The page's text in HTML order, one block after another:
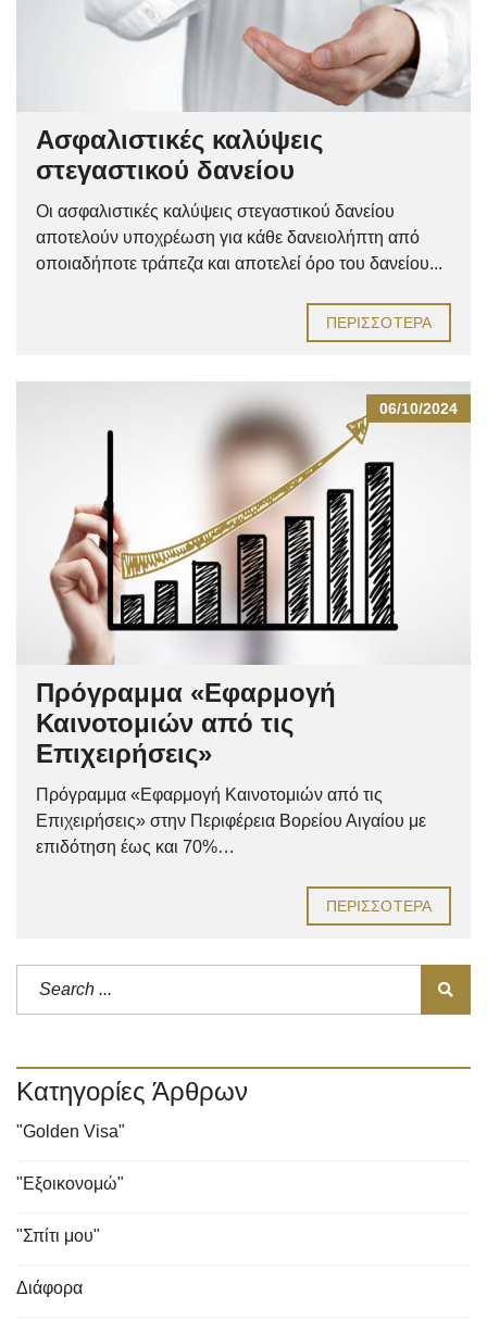
Ασφαλιστικές καλύψεις
στεγαστικού δανείου
Οι ασφαλιστικές καλύψεις στεγαστικού δανείου
αποτελούν υποχρέωση για κάθε δανειολήπτη από
οποιαδήποτε τράπεζα και αποτελεί όρο του δανείου...
ΠΕΡΙΣΣΌΤΕΡΑ
06/10/2024
Πρόγραμμα «Εφαρμογή
Καινοτομιών από τις
Επιχειρήσεις»
Πρόγραμμα «Εφαρμογή Καινοτομιών από τις
Επιχειρήσεις» στην Περιφέρεια Βορείου Αιγαίου με
επιδότηση έως και 70%…
ΠΕΡΙΣΣΌΤΕΡΑ
Κατηγορίες Άρθρων
"Golden Visa"
"Εξοικονομώ"
"Σπίτι μου"
Διάφορα